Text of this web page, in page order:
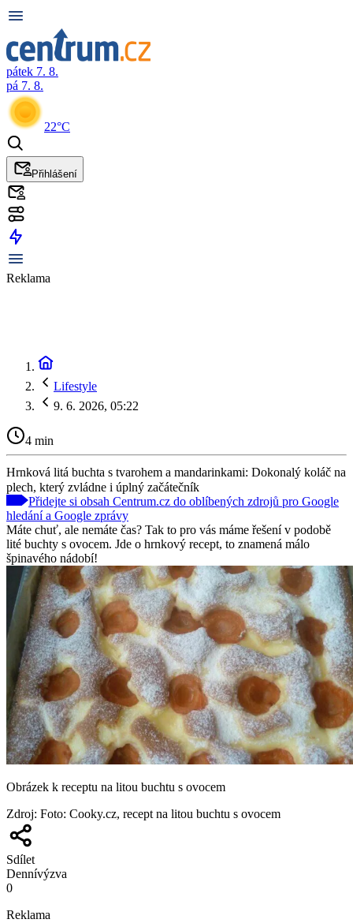
pátek 7. 8.
pá 7. 8.
22°C
Přihlášení
Reklama
Lifestyle
9. 6. 2026, 05:22
4 min
Hrnková litá buchta s tvarohem a mandarinkami: Dokonalý koláč na
plech, který zvládne i úplný začátečník
Přidejte si obsah Centrum.cz do oblíbených zdrojů pro Google
hledání a Google zprávy
Máte chuť, ale nemáte čas? Tak to pro vás máme řešení v podobě
lité buchty s ovocem. Jde o hrnkový recept, to znamená málo
špinavého nádobí!
Obrázek k receptu na litou buchtu s ovocem
Zdroj: Foto: Cooky.cz, recept na litou buchtu s ovocem
Sdílet
Dennívýzva
0
Reklama